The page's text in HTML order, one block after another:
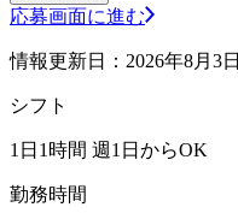
応募画面に進む
情報更新日：2026年8月3日
シフト
1日1時間 週1日からOK
勤務時間